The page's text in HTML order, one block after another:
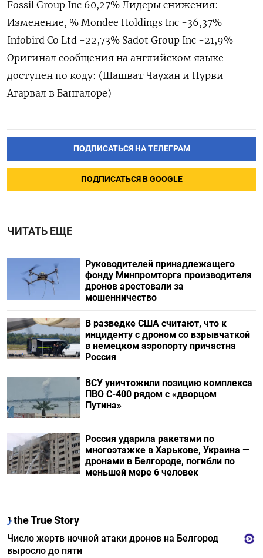
Fossil Group Inc 60,27% Лидеры снижения:
Изменение, % Mondee Holdings Inc -36,37%
Infobird Co Ltd -22,73% Sadot Group Inc -21,9%
Оригинал сообщения на английском языке
доступен по коду: (Шашват Чаухан и Пурви
Агарвал в Бангалоре)
ПОДПИСАТЬСЯ НА ТЕЛЕГРАМ
ПОДПИСАТЬСЯ В GOOGLE
ЧИТАТЬ ЕЩЕ
Руководителей принадлежащего
фонду Минпромторга производителя
дронов арестовали за
мошенничество
В разведке США считают, что к
инциденту с дроном со взрывчаткой
в немецком аэропорту причастна
Россия
ВСУ уничтожили позицию комплекса
ПВО С-400 рядом с «дворцом
Путина»
Россия ударила ракетами по
многоэтажке в Харькове, Украина —
дронами в Белгороде, погибли по
меньшей мере 6 человек